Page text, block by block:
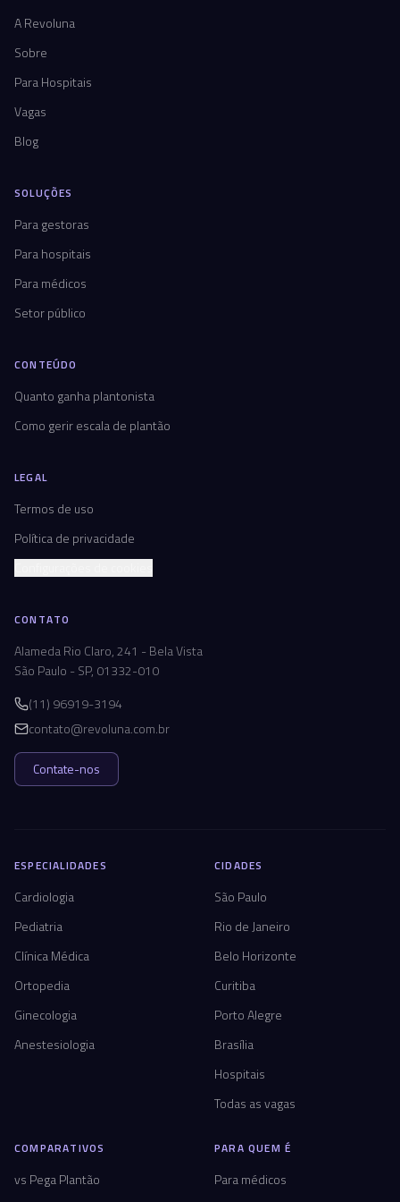
A Revoluna
Sobre
Para Hospitais
Vagas
Blog
SOLUÇÕES
Para gestoras
Para hospitais
Para médicos
Setor público
CONTEÚDO
Quanto ganha plantonista
Como gerir escala de plantão
LEGAL
Termos de uso
Política de privacidade
CONTATO
Alameda Rio Claro, 241 - Bela Vista
São Paulo - SP, 01332-010
(11) 96919-3194
contato@revoluna.com.br
Contate-nos
ESPECIALIDADES
Cardiologia
Pediatria
Clínica Médica
Ortopedia
Ginecologia
Anestesiologia
CIDADES
São Paulo
Rio de Janeiro
Belo Horizonte
Curitiba
Porto Alegre
Brasília
Hospitais
Todas as vagas
COMPARATIVOS
vs Pega Plantão
PARA QUEM É
Para médicos